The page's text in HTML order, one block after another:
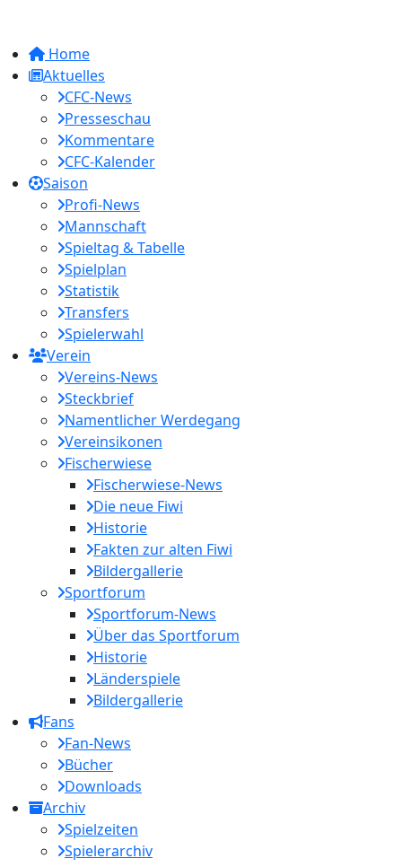
Home
Aktuelles
CFC-News
Presseschau
Kommentare
CFC-Kalender
Saison
Profi-News
Mannschaft
Spieltag & Tabelle
Spielplan
Statistik
Transfers
Spielerwahl
Verein
Vereins-News
Steckbrief
Namentlicher Werdegang
Vereinsikonen
Fischerwiese
Fischerwiese-News
Die neue Fiwi
Historie
Fakten zur alten Fiwi
Bildergallerie
Sportforum
Sportforum-News
Über das Sportforum
Historie
Länderspiele
Bildergallerie
Fans
Fan-News
Bücher
Downloads
Archiv
Spielzeiten
Spielerarchiv